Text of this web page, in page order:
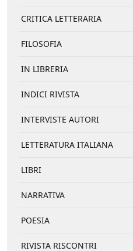
CRITICA LETTERARIA
FILOSOFIA
IN LIBRERIA
INDICI RIVISTA
INTERVISTE AUTORI
LETTERATURA ITALIANA
LIBRI
NARRATIVA
POESIA
RIVISTA RISCONTRI